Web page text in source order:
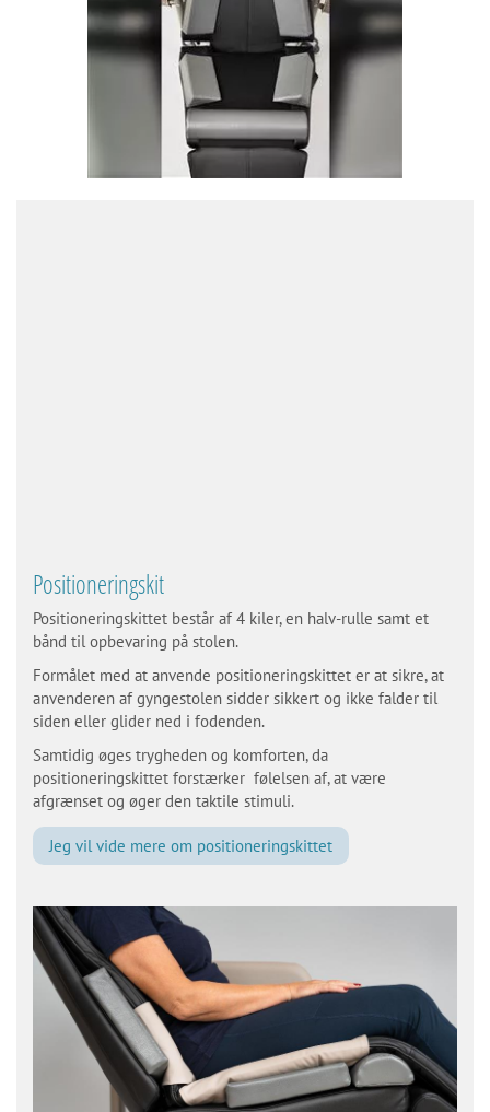
Positioneringskit
Positioneringskittet består af 4 kiler, en halv-rulle samt et
bånd til opbevaring på stolen.
Formålet med at anvende positioneringskittet er at sikre, at
anvenderen af gyngestolen sidder sikkert og ikke falder til
siden eller glider ned i fodenden.
Samtidig øges trygheden og komforten, da
positioneringskittet forstærker følelsen af, at være
afgrænset og øger den taktile stimuli.
Jeg vil vide mere om positioneringskittet